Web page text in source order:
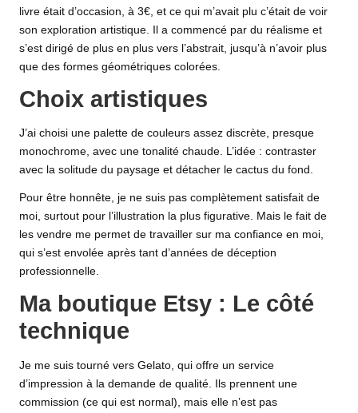
livre était d’occasion, à 3€, et ce qui m’avait plu c’était de voir
son exploration artistique. Il a commencé par du réalisme et
s’est dirigé de plus en plus vers l’abstrait, jusqu’à n’avoir plus
que des formes géométriques colorées.
Choix artistiques
J’ai choisi une palette de couleurs assez discrète, presque
monochrome, avec une tonalité chaude. L’idée : contraster
avec la solitude du paysage et détacher le cactus du fond.
Pour être honnête, je ne suis pas complètement satisfait de
moi, surtout pour l’illustration la plus figurative. Mais le fait de
les vendre me permet de travailler sur ma confiance en moi,
qui s’est envolée après tant d’années de déception
professionnelle.
Ma boutique Etsy : Le côté
technique
Je me suis tourné vers Gelato , qui offre un service
d’impression à la demande de qualité. Ils prennent une
commission (ce qui est normal), mais elle n’est pas